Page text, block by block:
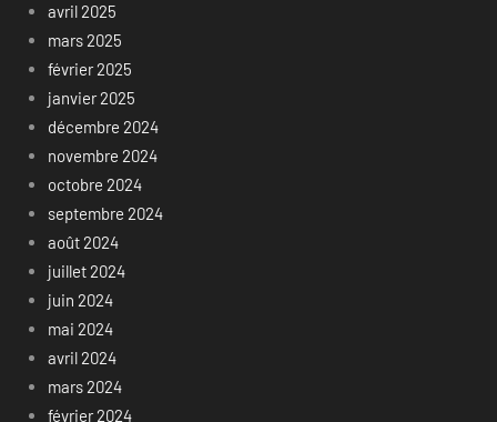
avril 2025
mars 2025
février 2025
janvier 2025
décembre 2024
novembre 2024
octobre 2024
septembre 2024
août 2024
juillet 2024
juin 2024
mai 2024
avril 2024
mars 2024
février 2024